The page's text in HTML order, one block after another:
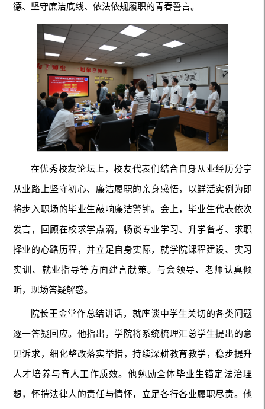
德、坚守廉洁底线、依法依规履职的青春誓言。
在优秀校友论坛上，校友代表们结合自身从业经历分享
从业路上坚守初心、廉洁履职的亲身感悟，以鲜活实例为即
将步入职场的毕业生敲响廉洁警钟。会上，毕业生代表依次
发言，回顾在校求学点滴，畅谈专业学习、升学备考、求职
择业的心路历程，并立足自身实际，就学院课程建设、实习
实训、就业指导等方面建言献策。与会领导、老师认真倾
听，现场答疑解惑。
院长王金堂作总结讲话，就座谈中学生关切的各类问题
逐一答疑回应。他指出，学院将系统梳理汇总学生提出的意
见诉求，细化整改落实举措，持续深耕教育教学，稳步提升
人才培养与育人工作质效。他勉励全体毕业生锚定法治理
想，怀揣法律人的责任与情怀，立足各行各业履职尽责。他